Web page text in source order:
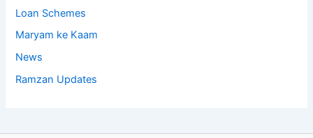
Loan Schemes
Maryam ke Kaam
News
Ramzan Updates